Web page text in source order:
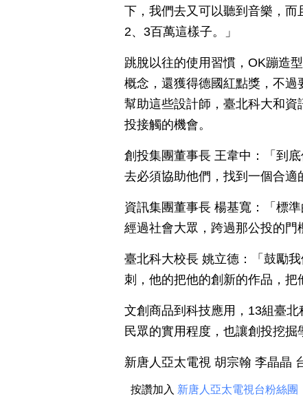
下，我們去又可以聽到音樂，
2、3百萬這樣子。」
跳脫以往的使用習慣，OK蹦造
概念，還獲得德國紅點獎，不
幫助這些設計師，臺北科大和資
投接觸的機會。
創投集團董事長 王韋中：「到
去必須協助他們，找到一個合適
資訊集團董事長 楊基寬：「標
經過社會大眾，跨過那公投的門
臺北科大校長 姚立德：「鼓勵
刺，他的把他的創新的作品，把
文創商品到科技應用，13組臺
民眾的實用程度，也讓創投挖掘
新唐人亞太電視 胡宗翰 李晶晶
按讚加入 新唐人亞太電視台粉絲團